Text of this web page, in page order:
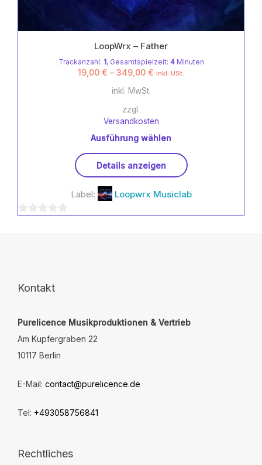
LoopWrx – Father
Trackanzahl: 1, Gesamtspielzeit: 4Minuten
19,00 € – 349,00 € inkl. USt.
inkl. MwSt.
zzgl.
Versandkosten
Ausführung wählen
Produkt
mehrere
werden
Details anzeigen
Label: Loopwrx Musiclab
Kontakt
Purelicence Musikproduktionen & Vertrieb
Am Kupfergraben 22
10117 Berlin
E-Mail: contact@purelicence.de
Tel: +493058756841
Rechtliches